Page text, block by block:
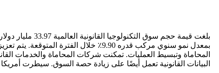
بمعدل نمو سنوي مركب قدره 9.90٪ خلال
البيانات القانونية تعمل أيضًا على زيادة حصة السوق. سيطرت أمريكا